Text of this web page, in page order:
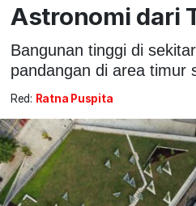
Astronomi dari
Bangunan tinggi di
pandangan di area timur
Red: Ratna Puspita